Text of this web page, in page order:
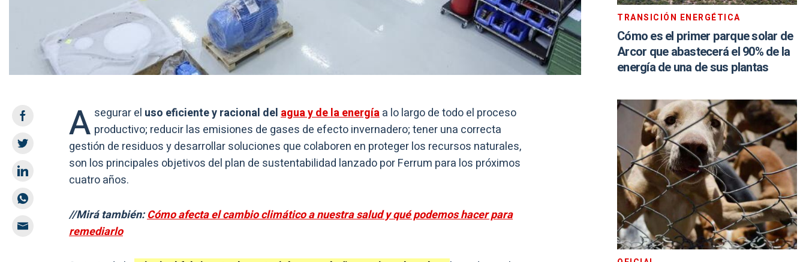
A segurar el uso eficiente y racional delagua y de la energíaa lo largo de todo el proceso
productivo; reducir las emisiones de gases de efecto invernadero; tener una correcta
gestión de residuos y desarrollar soluciones que colaboren en proteger los recursos naturales,
son los principales objetivos del plan de sustentabilidad lanzado por Ferrum para los próximos
cuatro años.
//Mirá también:Cómo afecta el cambio climático a nuestra salud y qué podemos hacer para
remediarlo
TRANSICIÓN ENERGÉTICA
Cómo es el primer parque solar de
Arcor que abastecerá el 90% de la
energía de una de sus plantas